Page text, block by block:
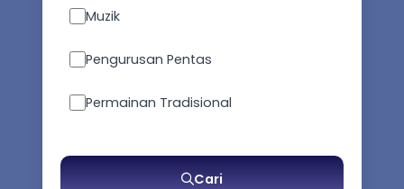
Muzik
Pengurusan Pentas
Permainan Tradisional
Cari